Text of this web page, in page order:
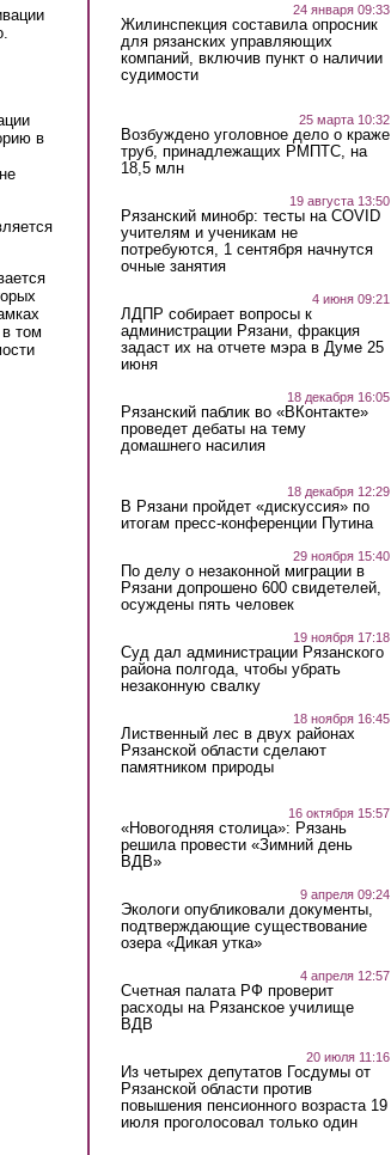
в
том
24 января 09:33
Жилинспекция составила опросник
для рязанских управляющих
компаний, включив пункт о наличии
судимости
25 марта 10:32
Возбуждено уголовное дело о краже
труб, принадлежащих РМПТС, на
18,5 млн
19 августа 13:50
Рязанский минобр: тесты на COVID
учителям и ученикам не
потребуются, 1 сентября начнутся
очные занятия
4 июня 09:21
ЛДПР собирает вопросы к
администрации Рязани, фракция
задаст их на отчете мэра в Думе 25
июня
18 декабря 16:05
Рязанский паблик во «ВКонтакте»
проведет дебаты на тему
домашнего насилия
18 декабря 12:29
В Рязани пройдет «дискуссия» по
итогам пресс-конференции Путина
29 ноября 15:40
По делу о незаконной миграции в
Рязани допрошено 600 свидетелей,
осуждены пять человек
19 ноября 17:18
Суд дал администрации Рязанского
района полгода, чтобы убрать
незаконную свалку
18 ноября 16:45
Лиственный лес в двух районах
Рязанской области сделают
памятником природы
16 октября 15:57
«Новогодняя столица»: Рязань
решила провести «Зимний день
ВДВ»
9 апреля 09:24
Экологи опубликовали документы,
подтверждающие существование
озера «Дикая утка»
4 апреля 12:57
Счетная палата РФ проверит
расходы на Рязанское училище
ВДВ
20 июля 11:16
Из четырех депутатов Госдумы от
Рязанской области против
повышения пенсионного возраста 19
июля проголосовал только один